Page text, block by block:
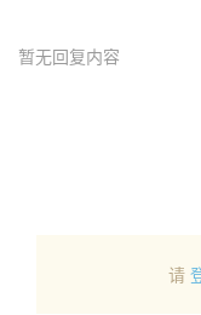
暂无回复内容
请